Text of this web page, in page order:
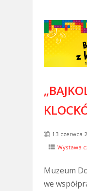
13 czerwca
Wystawa
Muzeum
we